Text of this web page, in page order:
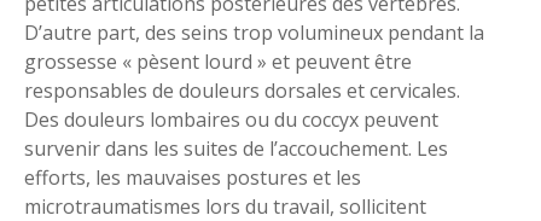
D’autre part, des seins trop volumineux pendant la
grossesse « pèsent lourd » et peuvent être
responsables de douleurs dorsales et cervicales.
Des douleurs lombaires ou du coccyx peuvent
survenir dans les suites de l’accouchement. Les
efforts, les mauvaises postures et les
microtraumatismes lors du travail, sollicitent